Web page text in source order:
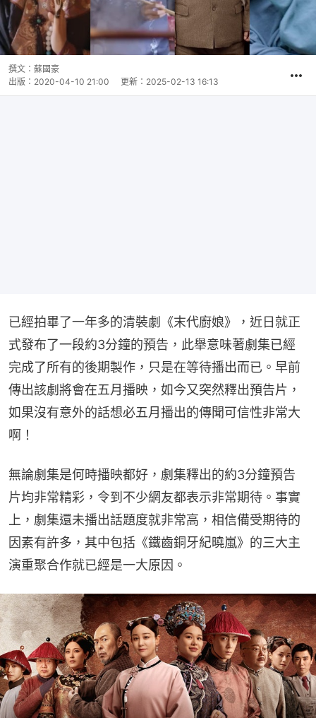
撰文： 蘇國豪
出版： 2020-04-10 21:00 更新： 2025-02-13 16:13
已經拍畢了一年多的清裝劇《末代廚娘》，近日就正
式發布了一段約3分鐘的預告，此舉意味著劇集已經
完成了所有的後期製作，只是在等待播出而已。早前
傳出該劇將會在五月播映，如今又突然釋出預告片，
如果沒有意外的話想必五月播出的傳聞可信性非常大
啊！
無論劇集是何時播映都好，劇集釋出的約3分鐘預告
片均非常精彩，令到不少網友都表示非常期待。事實
上，劇集還未播出話題度就非常高，相信備受期待的
因素有許多，其中包括《鐵齒銅牙紀曉嵐》的三大主
演重聚合作就已經是一大原因。